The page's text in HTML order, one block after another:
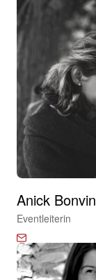
Anick Bonvin
Eventleiterin